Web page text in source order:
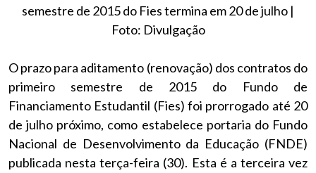
semestre de 2015 do Fies termina em 20 de julho |
Foto: Divulgação
O prazo para aditamento (renovação) dos contratos do
primeiro semestre de 2015 do Fundo de
Financiamento Estudantil (Fies) foi prorrogado até 20
de julho próximo, como estabelece portaria do Fundo
Nacional de Desenvolvimento da Educação (FNDE)
publicada nesta terça-feira (30). Esta é a terceira vez